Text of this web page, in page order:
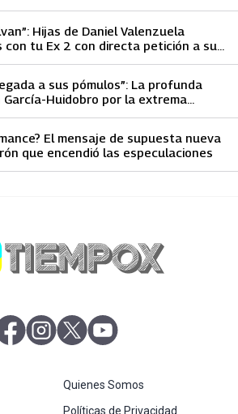
Hijas de Daniel Valenzuela
con tu Ex 2 con directa petición a su
a sus pómulos”: La profunda
García-Huidobro por la extrema
El mensaje de supuesta nueva
que encendió las especulaciones
abre en nueva pestaña
abre en nueva pestaña
abre en nueva pestaña
nueva pestaña
en nueva pestaña
Quienes Somos
Políticas de Privacidad